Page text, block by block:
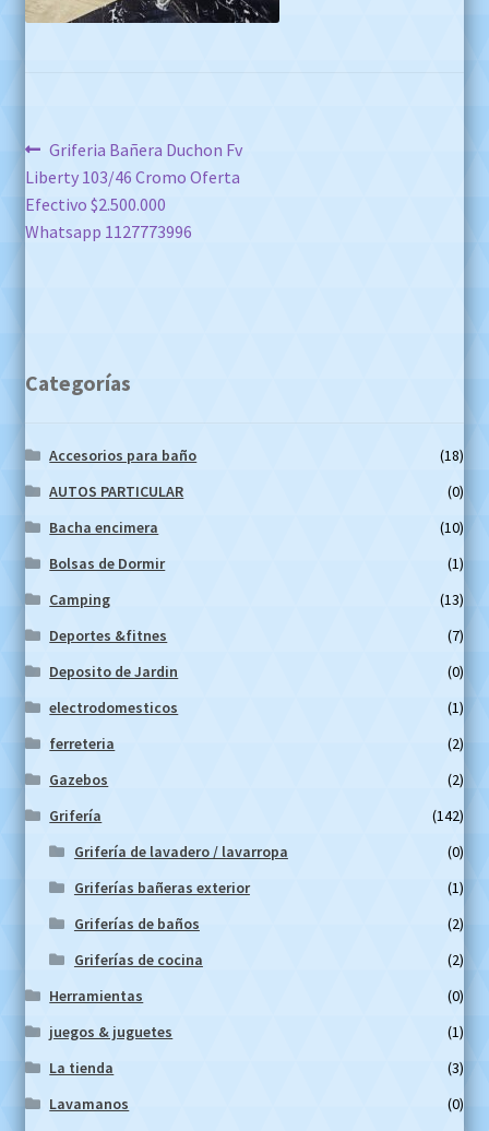
Navegación
de
entradas
Anterior:
Griferia Bañera Duchon Fv
Liberty 103/46 Cromo Oferta
Efectivo $2.500.000
Whatsapp 1127773996
Categorías
Accesorios para baño
(18)
AUTOS PARTICULAR
(0)
Bacha encimera
(10)
Bolsas de Dormir
(1)
Camping
(13)
Deportes &fitnes
(7)
Deposito de Jardin
(0)
electrodomesticos
(1)
ferreteria
(2)
Gazebos
(2)
Grifería
(142)
Grifería de lavadero / lavarropa
(0)
Griferías bañeras exterior
(1)
Griferías de baños
(2)
Griferías de cocina
(2)
Herramientas
(0)
juegos & juguetes
(1)
La tienda
(3)
Lavamanos
(0)